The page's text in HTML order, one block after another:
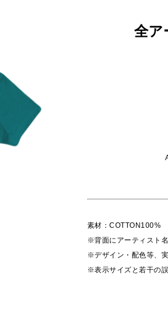
全ア
素材：COTTON100%
※背面にアーティスト名
※デザイン・配色等、
※表示サイズと若干の